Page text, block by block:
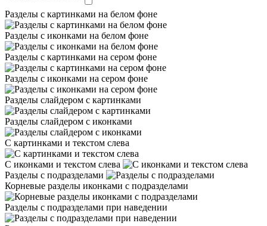
Разделы с картинками на белом фоне
Разделы с иконками на белом фоне
Разделы с картинками на сером фоне
Разделы с иконками на сером фоне
Разделы слайдером с картинками
Разделы слайдером с иконками
С картинками и текстом слева
С иконками и текстом слева
Разделы с подразделами
Корневые разделы иконками с подразделами
Разделы с подразделами при наведении